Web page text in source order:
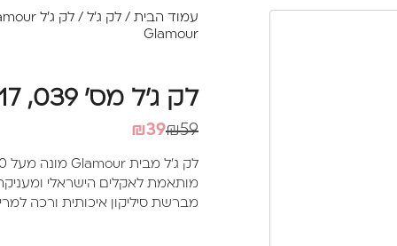
עמוד הבית / לק ג'ל / לק ג'ל Glamour
Glamour
לק ג'ל מס' 039, 17 מ"ל – Glamour
₪59
המחיר
היה:
₪59.
₪39
המחיר
הוא:
₪39.
מותאמת לאקלים הישראלי ומעניקה
מברשת סיליקון איכותית ורכה